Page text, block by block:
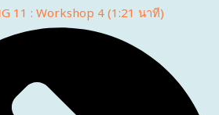
11 : Workshop 4 (1:21 นาที)